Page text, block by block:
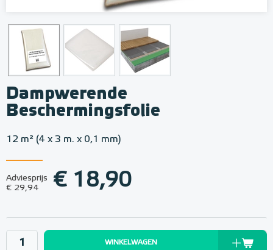
Dampwerende
Beschermingsfolie
12 m² (4 x 3 m. x 0,1 mm)
Adviesprijs
€ 29,94
€ 18,90
WINKELWAGEN